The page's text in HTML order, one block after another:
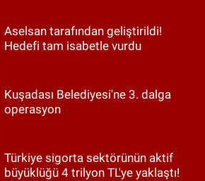
Aselsan tarafından geliştirildi!
Hedefi tam isabetle vurdu
Kuşadası Belediyesi'ne 3. dalga
operasyon
Türkiye sigorta sektörünün aktif
büyüklüğü 4 trilyon TL'ye yaklaştı!